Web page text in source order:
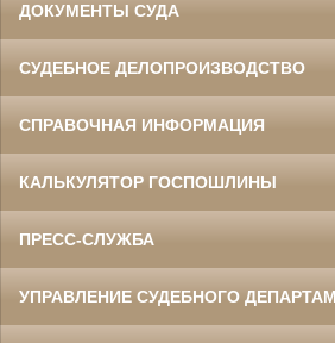
ДОКУМЕНТЫ СУДА
СУДЕБНОЕ ДЕЛОПРОИЗВОДСТВО
СПРАВОЧНАЯ ИНФОРМАЦИЯ
КАЛЬКУЛЯТОР ГОСПОШЛИНЫ
ПРЕСС-СЛУЖБА
УПРАВЛЕНИЕ СУДЕБНОГО